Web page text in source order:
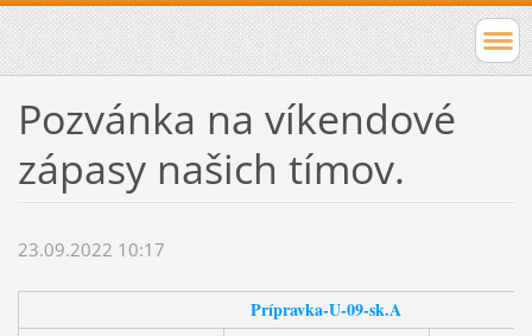
Pozvánka na víkendové
zápasy našich tímov.
23.09.2022 10:17
Prípravka-U-09-sk.A